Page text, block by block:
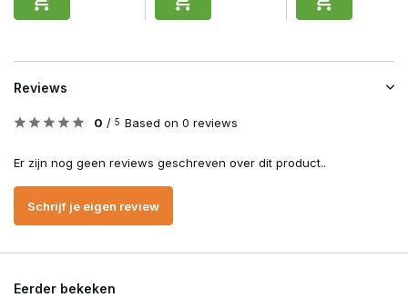
Reviews
0 / 5 Based on 0 reviews
Er zijn nog geen reviews geschreven over dit product..
Schrijf je eigen review
Eerder bekeken